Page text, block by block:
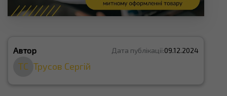
Автор Дата публікації:09.12.2024
ТС Трусов Сергій